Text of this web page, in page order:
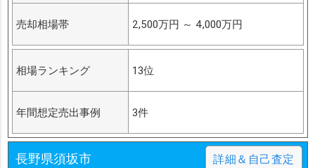
売却相場帯 2,500万円 ～ 4,000万円
相場ランキング 13位
年間想定売出事例 3件
長野県須坂市 詳細＆自己査定